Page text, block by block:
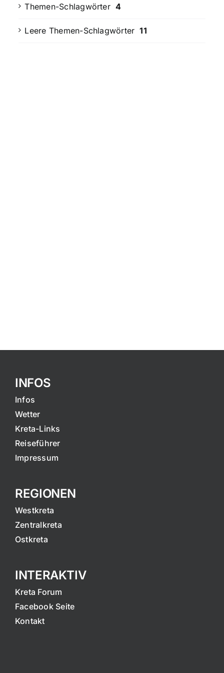
Themen-Schlagwörter 4
Leere Themen-Schlagwörter 11
INFOS
Infos
Wetter
Kreta-Links
Reiseführer
Impressum
REGIONEN
Westkreta
Zentralkreta
Ostkreta
INTERAKTIV
Kreta Forum
Facebook Seite
Kontakt